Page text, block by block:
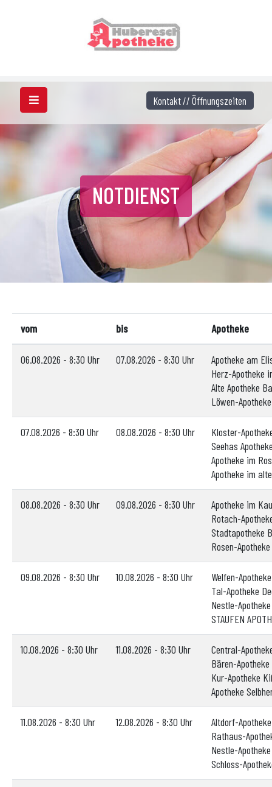
NOTDIENST
vom bis Apotheke
06.08.2026 - 8:30 Uhr 07.08.2026 - 8:30 Uhr
Apotheke am
Herz-Apotheke
Alte Apotheke
Löwen-Apotheke
07.08.2026 - 8:30 Uhr 08.08.2026 - 8:30 Uhr
Kloster-
Seehas
Apotheke im
Apotheke im
08.08.2026 - 8:30 Uhr 09.08.2026 - 8:30 Uhr
Apotheke im
Rotach-
Stadtapotheke
Rosen-Apotheke
09.08.2026 - 8:30 Uhr 10.08.2026 - 8:30 Uhr
Welfen-
Tal-Apotheke
Nestle-
STAUFEN
10.08.2026 - 8:30 Uhr 11.08.2026 - 8:30 Uhr
Central-
Bären-
Kur-Apotheke
Apotheke
11.08.2026 - 8:30 Uhr 12.08.2026 - 8:30 Uhr
Altdorf-
Rathaus-
Nestle-
Schloss-
Kontakt // Öffnungszeiten